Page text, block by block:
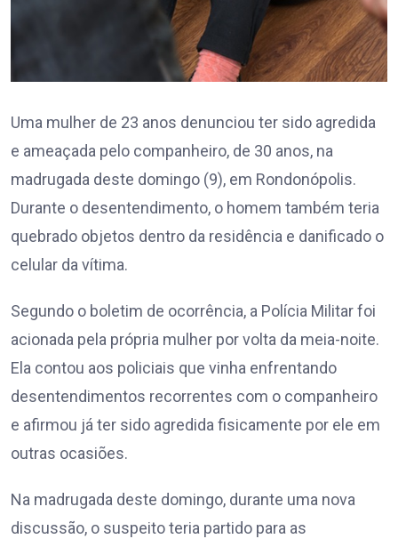
Uma mulher de 23 anos denunciou ter sido agredida
e ameaçada pelo companheiro, de 30 anos, na
madrugada deste domingo (9), em Rondonópolis.
Durante o desentendimento, o homem também teria
quebrado objetos dentro da residência e danificado o
celular da vítima.
Segundo o boletim de ocorrência, a Polícia Militar foi
acionada pela própria mulher por volta da meia-noite.
Ela contou aos policiais que vinha enfrentando
desentendimentos recorrentes com o companheiro
e afirmou já ter sido agredida fisicamente por ele em
outras ocasiões.
Na madrugada deste domingo, durante uma nova
discussão, o suspeito teria partido para as